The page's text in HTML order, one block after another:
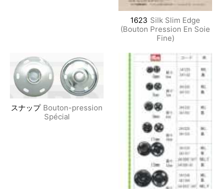
1623 Silk Slim Edge
(Bouton Pression En Soie
Fine)
スナップ Bouton-pression
Spécial